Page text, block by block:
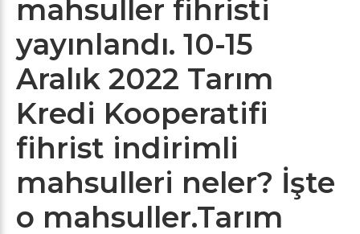
mahsuller fihristi
yayınlandı. 10-15
Aralık 2022 Tarım
Kredi Kooperatifi
fihrist indirimli
mahsulleri neler? İşte
o mahsuller.Tarım